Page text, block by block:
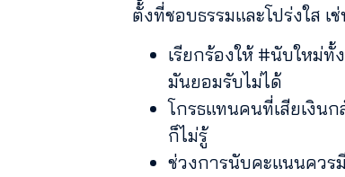
ตั้งที่ชอบธรรมและโปร่งใส เ
เรียกร้องให้ #นับใหม่
มันยอมรับไม่ได้
โกรธแทนคนที่เสียเงิน
ก็ไม่รู้
ช่วงการนับคะแนนควร